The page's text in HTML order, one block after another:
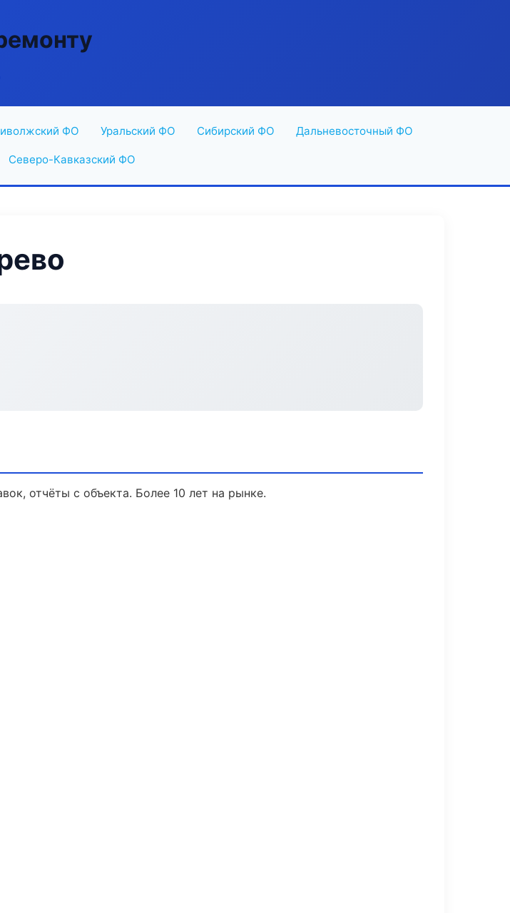
ФО Уральский ФО Сибирский ФО Дальневосточный ФО
Северо-Кавказский ФО
отчёты с объекта. Более 10 лет на рынке.